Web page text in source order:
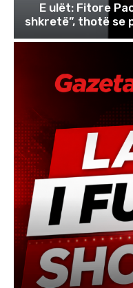
E ulët: Fitore
shkretë”, thotë se